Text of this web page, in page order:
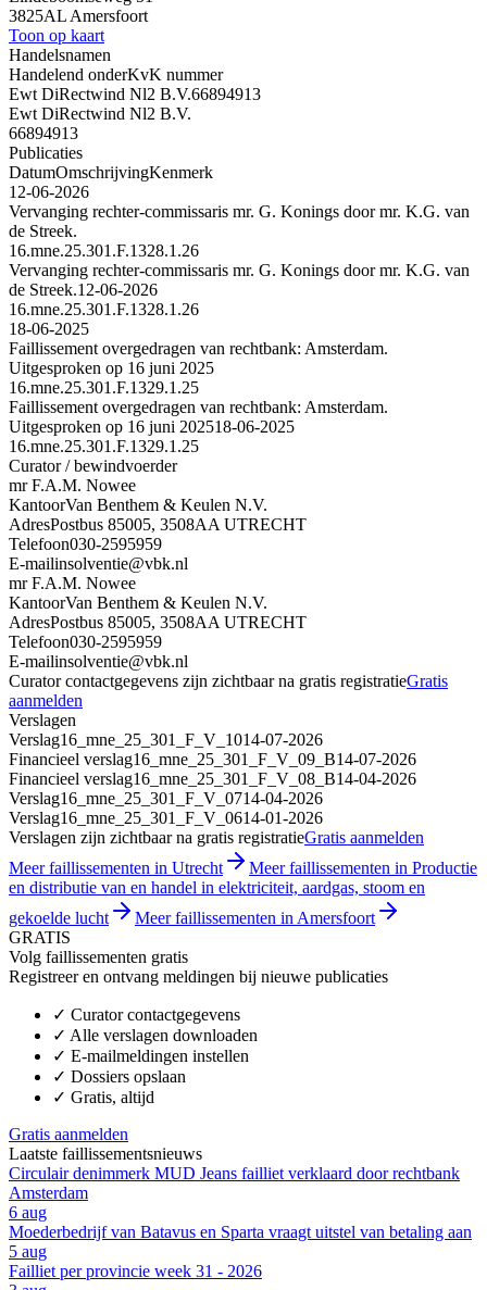
3825AL Amersfoort
Toon op kaart
Handelsnamen
Handelend onderKvK nummer
Ewt DiRectwind Nl2 B.V.66894913
Ewt DiRectwind Nl2 B.V.
66894913
Publicaties
DatumOmschrijvingKenmerk
12-06-2026
Vervanging rechter-commissaris mr. G. Konings door mr. K.G. van
de Streek.
16.mne.25.301.F.1328.1.26
Vervanging rechter-commissaris mr. G. Konings door mr. K.G. van
de Streek.12-06-2026
16.mne.25.301.F.1328.1.26
18-06-2025
Faillissement overgedragen van rechtbank: Amsterdam.
Uitgesproken op 16 juni 2025
16.mne.25.301.F.1329.1.25
Faillissement overgedragen van rechtbank: Amsterdam.
Uitgesproken op 16 juni 202518-06-2025
16.mne.25.301.F.1329.1.25
Curator / bewindvoerder
mr F.A.M. Nowee
KantoorVan Benthem & Keulen N.V.
AdresPostbus 85005, 3508AA UTRECHT
Telefoon030-2595959
E-mailinsolventie@vbk.nl
mr F.A.M. Nowee
KantoorVan Benthem & Keulen N.V.
AdresPostbus 85005, 3508AA UTRECHT
Telefoon030-2595959
E-mailinsolventie@vbk.nl
Curator contactgegevens zijn zichtbaar na gratis registratieGratis
aanmelden
Verslagen
Verslag16_mne_25_301_F_V_1014-07-2026
Financieel verslag16_mne_25_301_F_V_09_B14-07-2026
Financieel verslag16_mne_25_301_F_V_08_B14-04-2026
Verslag16_mne_25_301_F_V_0714-04-2026
Verslag16_mne_25_301_F_V_0614-01-2026
Verslagen zijn zichtbaar na gratis registratieGratis aanmelden
Meer faillissementen in Utrecht
Meer faillissementen in Productie
en distributie van en handel in elektriciteit, aardgas, stoom en
gekoelde lucht
Meer faillissementen in Amersfoort
GRATIS
Volg faillissementen gratis
Registreer en ontvang meldingen bij nieuwe publicaties
✓ Curator contactgegevens
✓ Alle verslagen downloaden
✓ E-mailmeldingen instellen
✓ Dossiers opslaan
✓ Gratis, altijd
Gratis aanmelden
Laatste faillissementsnieuws
Circulair denimmerk MUD Jeans failliet verklaard door rechtbank
Amsterdam
6 aug
Moederbedrijf van Batavus en Sparta vraagt uitstel van betaling aan
5 aug
Failliet per provincie week 31 - 2026